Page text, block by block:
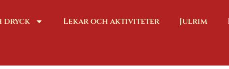
dryck Lekar och aktiviteter Julrim